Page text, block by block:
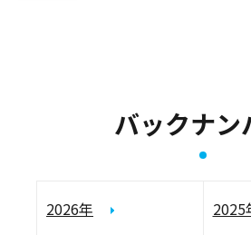
バックナン
2026年 2025